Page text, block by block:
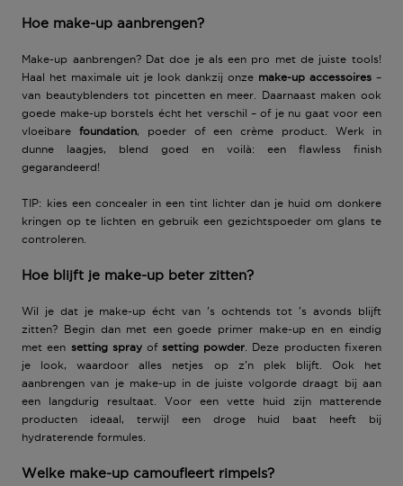
Hoe make-up aanbrengen?
Make-up aanbrengen? Dat doe je als een pro met de juiste tools!
Haal het maximale uit je look dankzij onze make-up accessoires–
van beautyblenders tot pincetten en meer. Daarnaast maken ook
goede make-up borstels écht het verschil – of je nu gaat voor een
vloeibarefoundation, poeder of een crème product. Werk in
dunne laagjes, blend goed en voilà: een flawless finish
gegarandeerd!
TIP: kies een concealerin een tint lichter dan je huid om donkere
kringen op te lichten en gebruik een gezichtspoederom glans te
controleren.
Hoe blijft je make-up beter zitten?
Wil je dat je make-up écht van ’s ochtends tot ’s avonds blijft
zitten? Begin dan met een goede primer make-upen en eindig
met een setting sprayofsetting powder . Deze producten fixeren
je look, waardoor alles netjes op z’n plek blijft. Ook het
aanbrengen van je make-up in de juiste volgorde draagt bij aan
een langdurig resultaat. Voor een vette huid zijn matterende
producten ideaal, terwijl een droge huid baat heeft bij
hydraterende formules
Welke make-up camoufleert rimpels?